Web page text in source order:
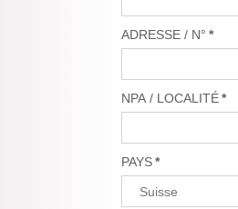
ADRESSE / N° *
NPA / LOCALITÉ*
PAYS*